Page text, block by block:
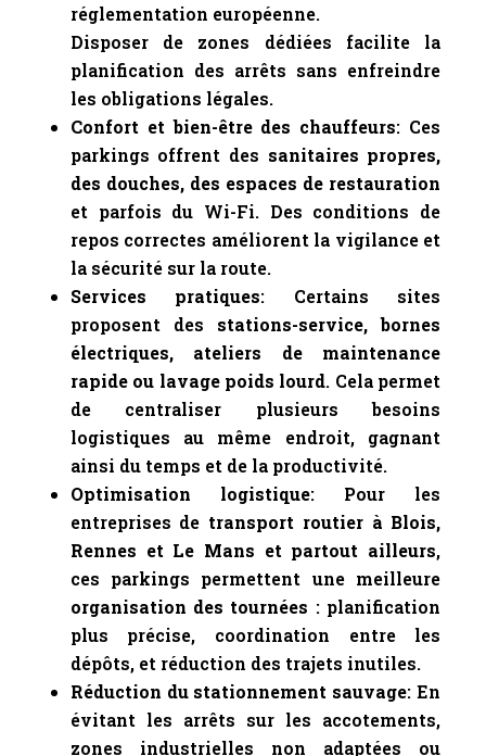
réglementation européenne.
Disposer de zones dédiées facilite la
planification des arrêts sans enfreindre
les obligations légales.
Confort et bien-être des chauffeurs: Ces
parkings offrent des sanitaires propres,
des douches, des espaces de restauration
et parfois du Wi-Fi. Des conditions de
repos correctes améliorent la vigilance et
la sécurité sur la route.
Services pratiques: Certains sites
proposent des stations-service, bornes
électriques, ateliers de maintenance
rapide ou lavage poids lourd. Cela permet
de centraliser plusieurs besoins
logistiques au même endroit, gagnant
ainsi du temps et de la productivité.
Optimisation logistique: Pour les
entreprises de transport routier à Blois,
Rennes et Le Mans et partout ailleurs,
ces parkings permettent une meilleure
organisation des tournées : planification
plus précise, coordination entre les
dépôts, et réduction des trajets inutiles.
Réduction du stationnement sauvage: En
évitant les arrêts sur les accotements,
zones industrielles non adaptées ou